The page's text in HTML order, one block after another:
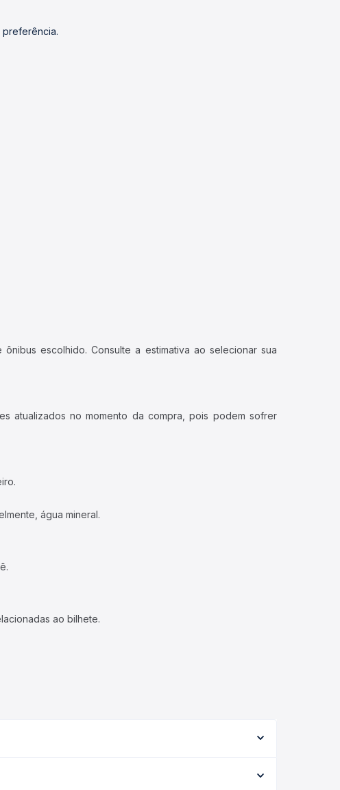
preferência.
escolhido. Consulte a estimativa ao selecionar sua
atualizados no momento da compra, pois podem sofrer
água mineral.
ao bilhete.
de cada opção na data desejada.